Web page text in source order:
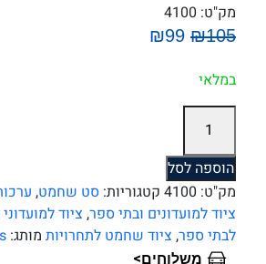
מק"ט: 4100
₪105
במלאי
סט
שחמט
כולל
כלים
95
הוספה לסל
מק"ט: 4100 קטגוריות: סט שחמט,
ציוד למועדונים ובתי ספר, ציוד
לבתי ספר, ציוד שחמט לתחרויות מותג:
משלוחים>